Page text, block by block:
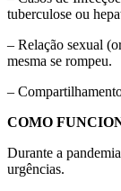
tuberculose ou
– Relação sexual
mesma se rompeu.
–
COMO
Durante a
urgências.